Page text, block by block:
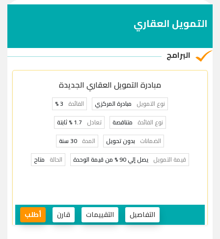
التمويل العقاري
البرامج
مبادرة التمويل العقاري الجديدة
نوع التمويل مبادرة المركزي الفائدة 3 %
نوع الفائدة متناقصة تعادل 1.7 % ثابتة
الضمانات بدون تحويل المدة 30 سنة
قيمة التمويل يصل إلي 90 % من قيمة الوحدة الحالة متاح
التفاصيل التقييمات قارن أطلب